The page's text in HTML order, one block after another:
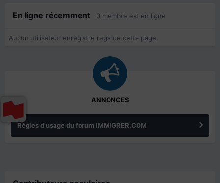
En ligne récemment 0 membre est en ligne
Aucun utilisateur enregistré regarde cette page.
ANNONCES
Règles d'usage du forum IMMIGRER.COM